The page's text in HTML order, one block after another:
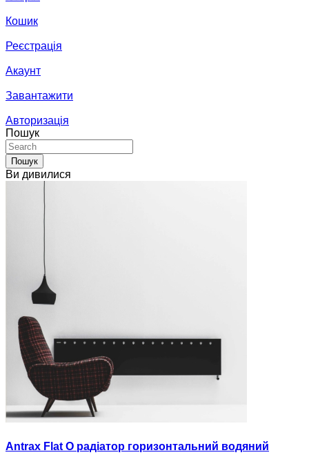
Кошик
Реєстрація
Акаунт
Завантажити
Авторизація
Пошук
Пошук
Ви дивилися
Antrax Flat O радіатор горизонтальний водяний